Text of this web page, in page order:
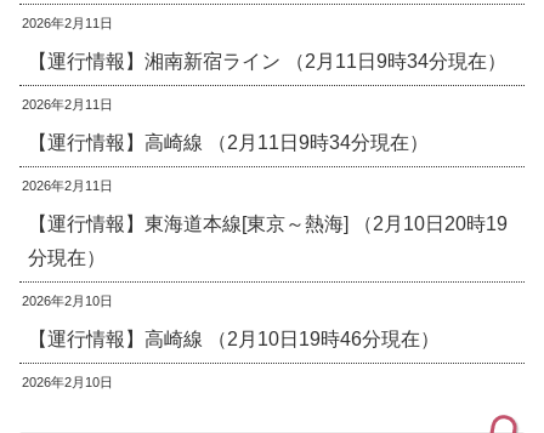
2026年2月11日
【運行情報】湘南新宿ライン （2月11日9時34分現在）
2026年2月11日
【運行情報】高崎線 （2月11日9時34分現在）
2026年2月11日
【運行情報】東海道本線[東京～熱海] （2月10日20時19
分現在）
2026年2月10日
【運行情報】高崎線 （2月10日19時46分現在）
2026年2月10日